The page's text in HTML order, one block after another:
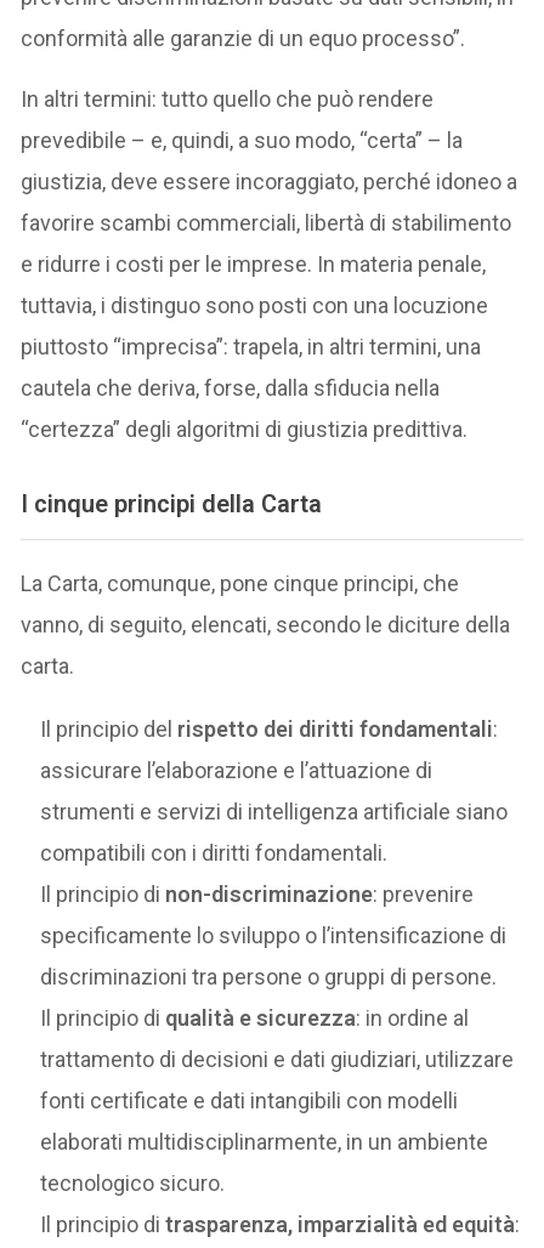
conformità alle garanzie di un equo processo”.
In altri termini: tutto quello che può rendere
prevedibile – e, quindi, a suo modo, “certa” – la
giustizia, deve essere incoraggiato, perché idoneo a
favorire scambi commerciali, libertà di stabilimento
e ridurre i costi per le imprese. In materia penale,
tuttavia, i distinguo sono posti con una locuzione
piuttosto “imprecisa”: trapela, in altri termini, una
cautela che deriva, forse, dalla sfiducia nella
“certezza” degli algoritmi di giustizia predittiva.
I cinque principi della Carta
La Carta, comunque, pone cinque principi, che
vanno, di seguito, elencati, secondo le diciture della
carta.
Il principio del rispetto dei diritti fondamentali:
assicurare l’elaborazione e l’attuazione di
strumenti e servizi di intelligenza artificiale siano
compatibili con i diritti fondamentali.
Il principio di non-discriminazione: prevenire
specificamente lo sviluppo o l’intensificazione di
discriminazioni tra persone o gruppi di persone.
Il principio di qualità e sicurezza: in ordine al
trattamento di decisioni e dati giudiziari, utilizzare
fonti certificate e dati intangibili con modelli
elaborati multidisciplinarmente, in un ambiente
tecnologico sicuro.
Il principio ditrasparenza, imparzialità ed equità: